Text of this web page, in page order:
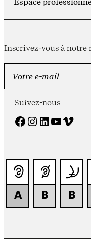
Inscrivez-vous à notre
Suivez-nous
Facebook Instagram LinkedIn YouTube Vimeo